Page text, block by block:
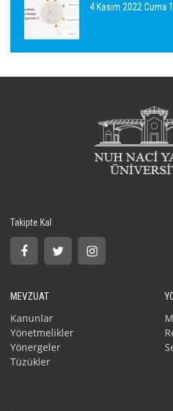
4 Kasım 2022 Cuma
Takipte Kal
MEVZUAT
Kanunlar
Yönetmelikler
Yönergeler
Tüzükler